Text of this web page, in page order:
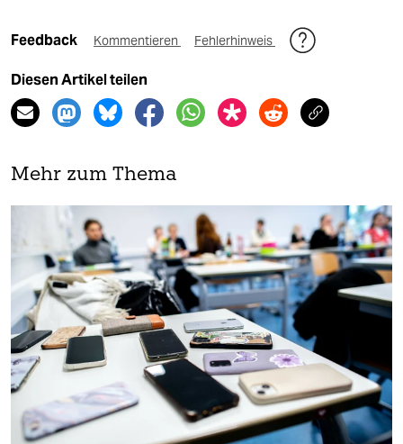
Feedback Kommentieren Fehlerhinweis
Diesen Artikel teilen
Mehr zum Thema